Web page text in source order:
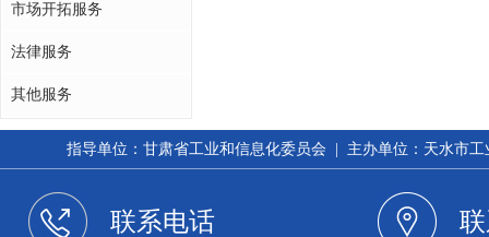
市场开拓服务
法律服务
其他服务
指导单位：甘肃省工业和信息化委员会 | 主办单位：天水市
联系电话